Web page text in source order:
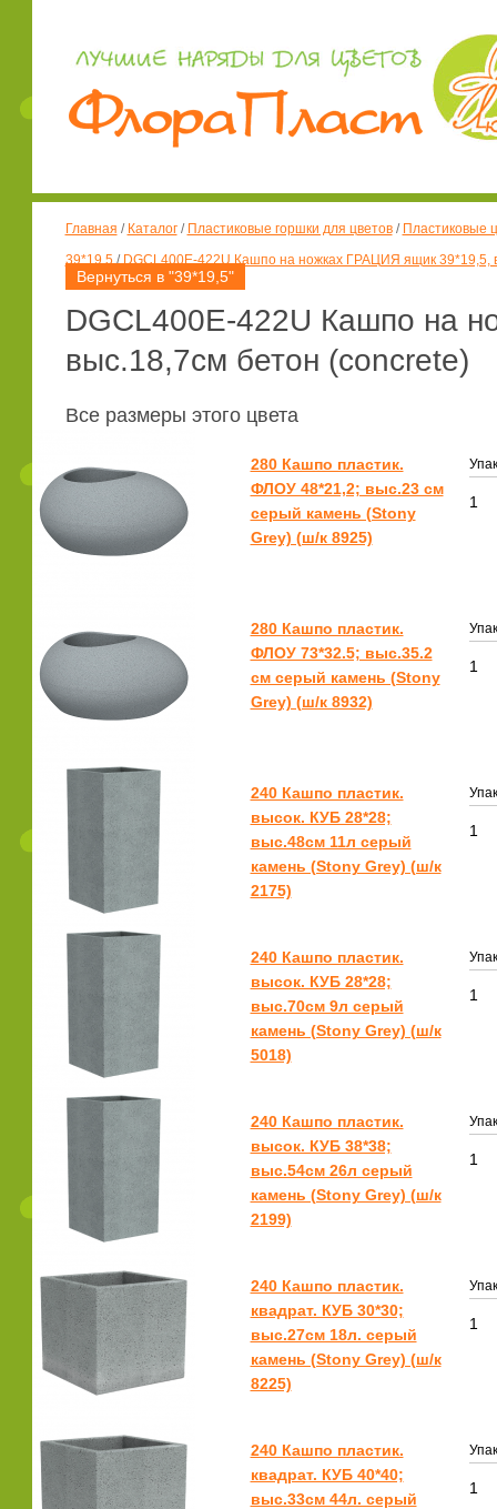
Главная / Каталог/ Пластиковые горшки для цветов/ Пластиковые
39*19,5/DGCL400E-422U Кашпо на ножках ГРАЦИЯ ящик 39*19,5,
Вернуться в "39*19,5"
DGCL400E-422U Кашпо на
выс.18,7см бетон (concrete)
Все размеры этого цвета
280 Кашпо пластик.
ФЛОУ 48*21,2; выс.23 см
серый камень (Stony
Grey) (ш/к 8925)
1
280 Кашпо пластик.
ФЛОУ 73*32.5; выс.35.2
см серый камень (Stony
Grey) (ш/к 8932)
1
240 Кашпо пластик.
высок. КУБ 28*28;
выс.48см 11л серый
камень (Stony Grey) (ш/к
2175)
1
240 Кашпо пластик.
высок. КУБ 28*28;
выс.70см 9л серый
камень (Stony Grey) (ш/к
5018)
1
240 Кашпо пластик.
высок. КУБ 38*38;
выс.54см 26л серый
камень (Stony Grey) (ш/к
2199)
1
240 Кашпо пластик.
квадрат. КУБ 30*30;
выс.27см 18л. серый
камень (Stony Grey) (ш/к
8225)
1
240 Кашпо пластик.
квадрат. КУБ 40*40;
выс.33см 44л. серый
1